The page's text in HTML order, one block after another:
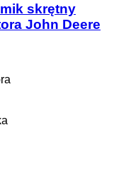
skrętny
John Deere